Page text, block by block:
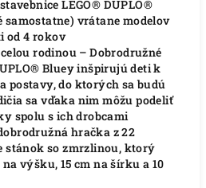
LEGO® DUPLO®
samostatne) vrátane modelov
od 4 rokov
rodinou – Dobrodružné
Bluey inšpirujú deti k
postavy, do ktorých sa budú
sa vďaka nim môžu podeliť
spolu s ich drobcami
hračka z 22
stánok so zmrzlinou, ktorý
výšku, 15 cm na šírku a 10